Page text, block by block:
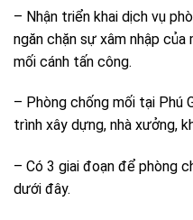
– Nhận triển khai dịch vụ
ngăn chặn sự xâm nhập
mối cánh tấn công.
– Phòng chống mối tại Phú
trình xây dựng, nhà xưởng,
– Có 3 giai đoạn để phòng
dưới đây.